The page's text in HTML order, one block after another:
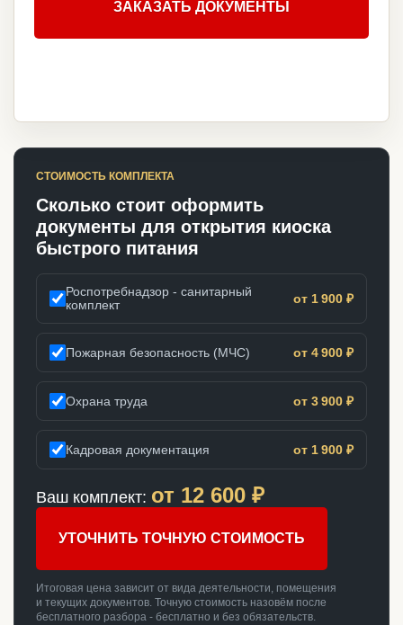
ЗАКАЗАТЬ ДОКУМЕНТЫ
СТОИМОСТЬ КОМПЛЕКТА
Сколько стоит оформить
документы для открытия киоска
быстрого питания
Роспотребнадзор - санитарный
комплект
от 1 900 ₽
Пожарная безопасность (МЧС) от 4 900 ₽
Охрана труда от 3 900 ₽
Кадровая документация от 1 900 ₽
Ваш комплект: от 12 600 ₽
УТОЧНИТЬ ТОЧНУЮ СТОИМОСТЬ
Итоговая цена зависит от вида деятельности, помещения
и текущих документов. Точную стоимость назовём после
бесплатного разбора - бесплатно и без обязательств.